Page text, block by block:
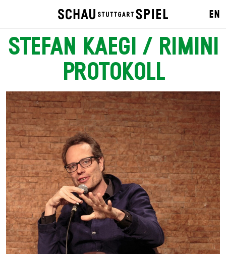
EN
STEFAN KAEGI / RIMINI
PROTOKOLL